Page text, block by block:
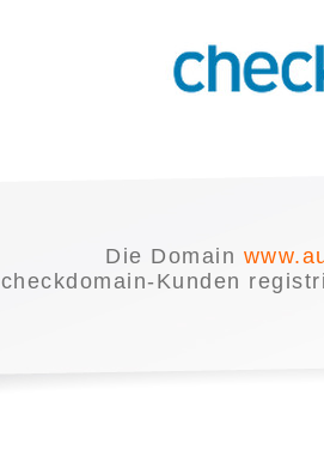
Die Domain
checkdomain-Kunden